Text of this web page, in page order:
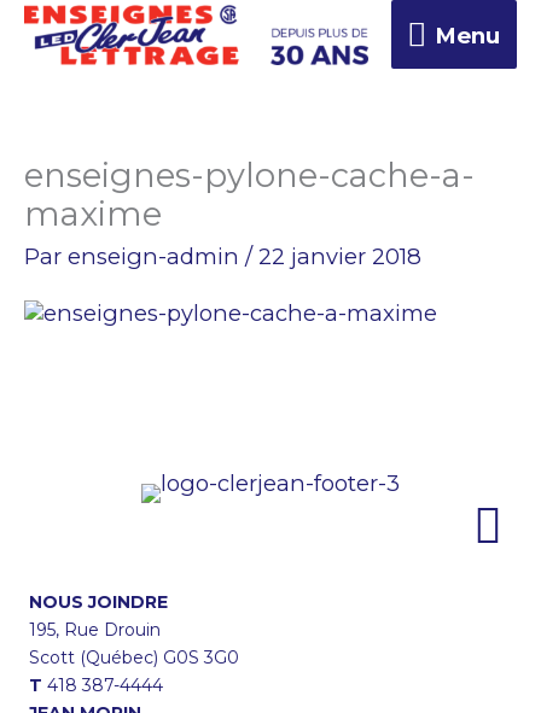
Aller
contenu
Menu
Menu
enseignes-pylone-cache-a-
maxime
Par enseign-admin /22 janvier 2018
NOUS JOINDRE
195, Rue Drouin
Scott (Québec) G0S 3G0
T 418 387-4444